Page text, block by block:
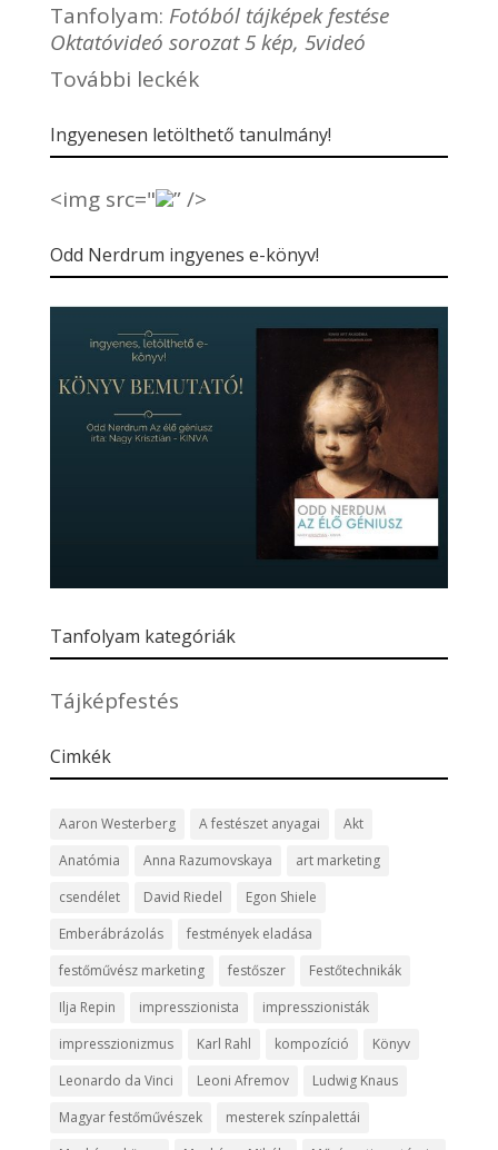
Tanfolyam: Fotóból tájképek festése
Oktatóvideó sorozat 5 kép, 5videó
További leckék
Ingyenesen letölthető tanulmány!
<img src=" ” />
Odd Nerdrum ingyenes e-könyv!
Tanfolyam kategóriák
Tájképfestés
Cimkék
Aaron Westerberg A festészet anyagai
Akt
Anatómia
Anna Razumovskaya
art marketing
csendélet
David Riedel
Egon Shiele
Emberábrázolás
festmények eladása
festőművész marketing
festőszer
Festőtechnikák
Ilja Repin
impresszionista
impresszionisták
impresszionizmus
Karl Rahl kompozíció
Könyv
Leonardo da Vinci
Leoni Afremov
Ludwig Knaus
Magyar festőművészek
mesterek színpalettái